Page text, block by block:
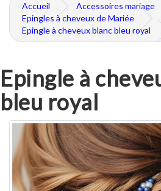
Accueil
Accessoires mariage
Epingles à cheveux de Mariée
Epingle à cheveux blanc bleu royal
Epingle à
bleu royal